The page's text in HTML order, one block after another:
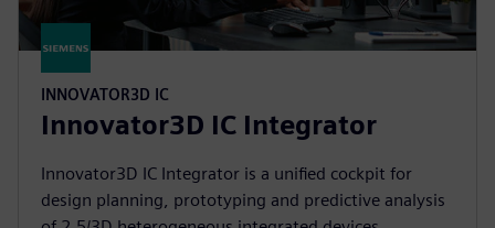
INNOVATOR3D IC
Innovator3D IC Integrator
Innovator3D IC Integrator is a unified cockpit for
design planning, prototyping and predictive analysis